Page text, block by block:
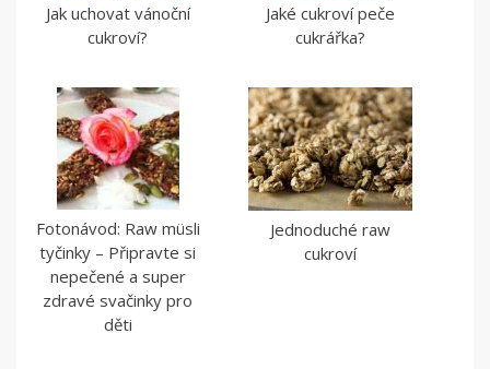
Jak uchovat vánoční
cukroví?
Jaké cukroví peče
cukrářka?
Fotonávod: Raw müsli
tyčinky – Připravte si
nepečené a super
zdravé svačinky pro
děti
Jednoduché raw
cukroví